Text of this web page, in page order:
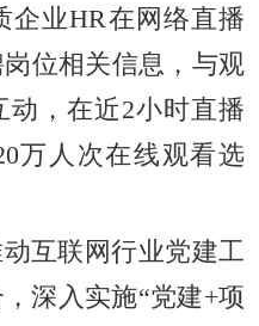
企业HR在网络直播
位相关信息，与观
动，在近2小时直播
万人次在线观看选
互联网行业党建工
深入实施“党建+项